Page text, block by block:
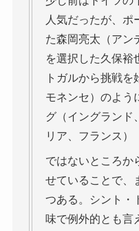
人気だったが、ポ
た森岡亮太（アン
を選択した久保裕
トガルから挑戦を
モネンセ）のよう
グ（イングランド
リア、フランス）
ではないところか
せていることで、
つある。シント・
味で例外的とも言